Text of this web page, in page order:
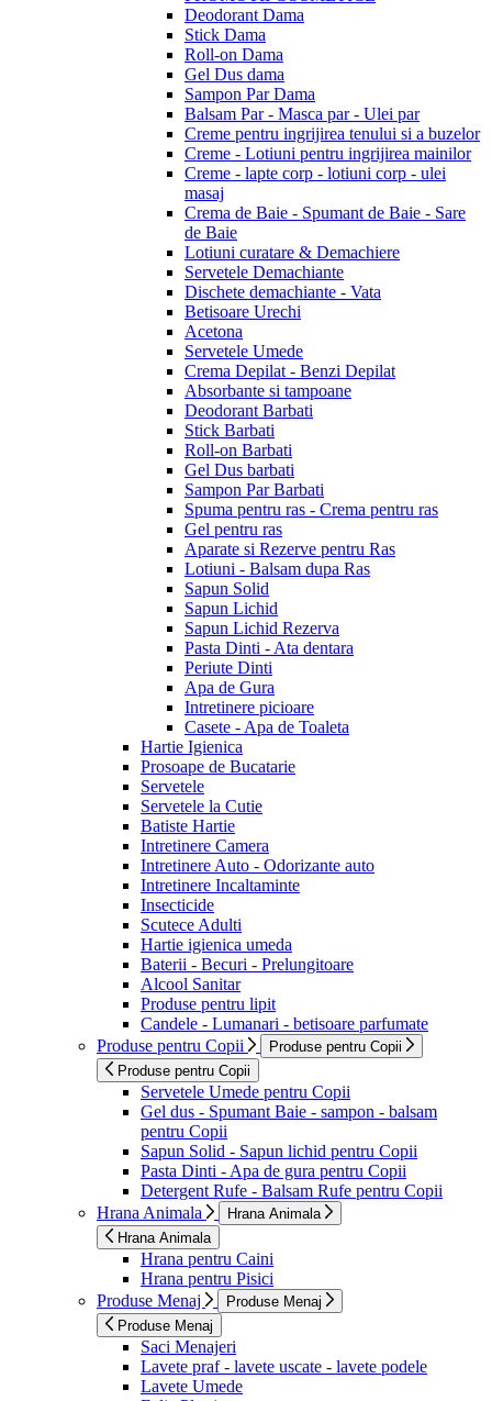
Deodorant Dama
Stick Dama
Roll-on Dama
Gel Dus dama
Sampon Par Dama
Balsam Par - Masca par - Ulei par
Creme pentru ingrijirea tenului si a buzelor
Creme - Lotiuni pentru ingrijirea mainilor
Creme - lapte corp - lotiuni corp - ulei
masaj
Crema de Baie - Spumant de Baie - Sare
de Baie
Lotiuni curatare & Demachiere
Servetele Demachiante
Dischete demachiante - Vata
Betisoare Urechi
Acetona
Servetele Umede
Crema Depilat - Benzi Depilat
Absorbante si tampoane
Deodorant Barbati
Stick Barbati
Roll-on Barbati
Gel Dus barbati
Sampon Par Barbati
Spuma pentru ras - Crema pentru ras
Gel pentru ras
Aparate si Rezerve pentru Ras
Lotiuni - Balsam dupa Ras
Sapun Solid
Sapun Lichid
Sapun Lichid Rezerva
Pasta Dinti - Ata dentara
Periute Dinti
Apa de Gura
Intretinere picioare
Casete - Apa de Toaleta
Hartie Igienica
Prosoape de Bucatarie
Servetele
Servetele la Cutie
Batiste Hartie
Intretinere Camera
Intretinere Auto - Odorizante auto
Intretinere Incaltaminte
Insecticide
Scutece Adulti
Hartie igienica umeda
Baterii - Becuri - Prelungitoare
Alcool Sanitar
Produse pentru lipit
Candele - Lumanari - betisoare parfumate
Produse pentru Copii
Produse pentru Copii
Produse pentru Copii
Servetele Umede pentru Copii
Gel dus - Spumant Baie - sampon - balsam
pentru Copii
Sapun Solid - Sapun lichid pentru Copii
Pasta Dinti - Apa de gura pentru Copii
Detergent Rufe - Balsam Rufe pentru Copii
Hrana Animala
Hrana Animala
Hrana Animala
Hrana pentru Caini
Hrana pentru Pisici
Produse Menaj
Produse Menaj
Produse Menaj
Saci Menajeri
Lavete praf - lavete uscate - lavete podele
Lavete Umede